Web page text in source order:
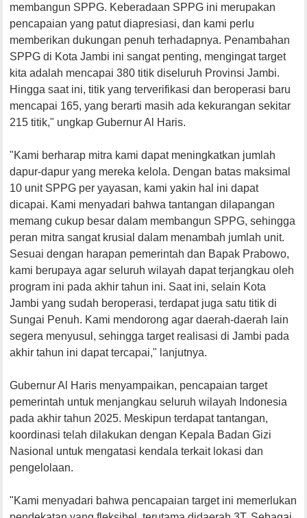
membangun SPPG. Keberadaan SPPG ini merupakan
pencapaian yang patut diapresiasi, dan kami perlu
memberikan dukungan penuh terhadapnya. Penambahan
SPPG di Kota Jambi ini sangat penting, mengingat target
kita adalah mencapai 380 titik diseluruh Provinsi Jambi.
Hingga saat ini, titik yang terverifikasi dan beroperasi baru
mencapai 165, yang berarti masih ada kekurangan sekitar
215 titik," ungkap Gubernur Al Haris.
"Kami berharap mitra kami dapat meningkatkan jumlah
dapur-dapur yang mereka kelola. Dengan batas maksimal
10 unit SPPG per yayasan, kami yakin hal ini dapat
dicapai. Kami menyadari bahwa tantangan dilapangan
memang cukup besar dalam membangun SPPG, sehingga
peran mitra sangat krusial dalam menambah jumlah unit.
Sesuai dengan harapan pemerintah dan Bapak Prabowo,
kami berupaya agar seluruh wilayah dapat terjangkau oleh
program ini pada akhir tahun ini. Saat ini, selain Kota
Jambi yang sudah beroperasi, terdapat juga satu titik di
Sungai Penuh. Kami mendorong agar daerah-daerah lain
segera menyusul, sehingga target realisasi di Jambi pada
akhir tahun ini dapat tercapai," lanjutnya.
Gubernur Al Haris menyampaikan, pencapaian target
pemerintah untuk menjangkau seluruh wilayah Indonesia
pada akhir tahun 2025. Meskipun terdapat tantangan,
koordinasi telah dilakukan dengan Kepala Badan Gizi
Nasional untuk mengatasi kendala terkait lokasi dan
pengelolaan.
"Kami menyadari bahwa pencapaian target ini memerlukan